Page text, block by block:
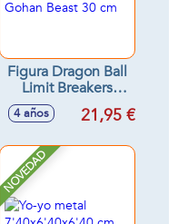
Figura Dragon Ball
Limit Breakers
Series Gohan Beast
30 cm
4 años 21,95 €
NOVEDAD